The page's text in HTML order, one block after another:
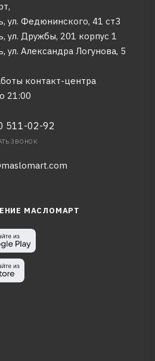
ул. Федюнинского, 41 ст3
ул. Дружбы, 201 корпус 1
ул. Александра Логунова, 5
контакт-центра
21:00
511-02-92
ЗВОНОК
МАСЛОМАРТ